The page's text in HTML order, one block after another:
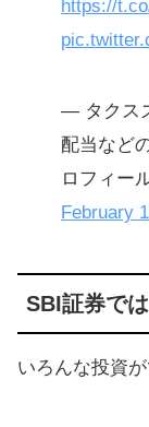
https://
— タクス
配当など
ロフィー
February
SBI証券で
いろんな投資